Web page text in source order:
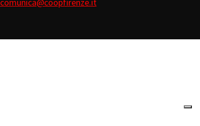
comunica@coopfirenze.it